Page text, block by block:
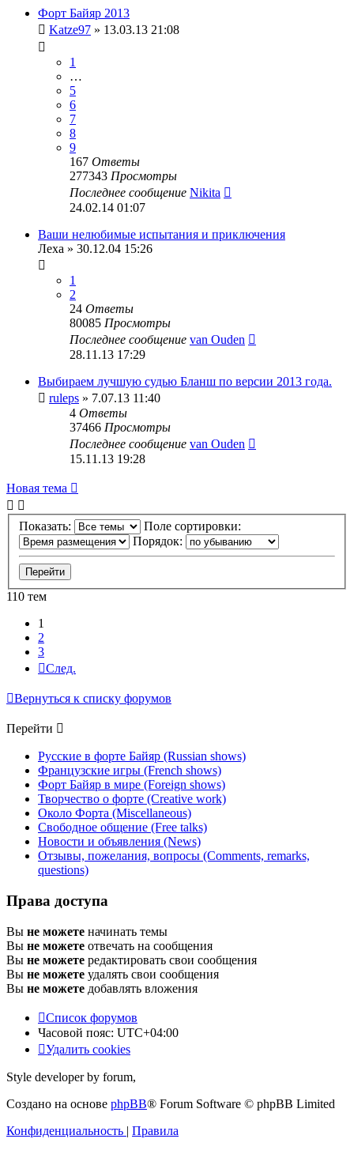
Форт Байяр 2013
Katze97 » 13.03.13 21:08
1
…
5
6
7
8
9
167 Ответы
277343 Просмотры
Последнее сообщение Nikita
24.02.14 01:07
Ваши нелюбимые испытания и приключения
Леха » 30.12.04 15:26
1
2
24 Ответы
80085 Просмотры
Последнее сообщение van Ouden
28.11.13 17:29
Выбираем лучшую судью Бланш по версии 2013 года.
ruleps » 7.07.13 11:40
4 Ответы
37466 Просмотры
Последнее сообщение van Ouden
15.11.13 19:28
Новая тема
Показать:
Поле сортировки:
Порядок:
110 тем
1
2
3
След.
Вернуться к списку форумов
Перейти
Русские в форте Байяр (Russian shows)
Французские игры (French shows)
Форт Байяр в мире (Foreign shows)
Творчество о форте (Creative work)
Около Форта (Miscellaneous)
Свободное общение (Free talks)
Новости и объявления (News)
Отзывы, пожелания, вопросы (Comments, remarks,
questions)
Права доступа
Вы не можете начинать темы
Вы не можете отвечать на сообщения
Вы не можете редактировать свои сообщения
Вы не можете удалять свои сообщения
Вы не можете добавлять вложения
Список форумов
Часовой пояс: UTC+04:00
Удалить cookies
Style developer by forum,
Создано на основе phpBB® Forum Software © phpBB Limited
Конфиденциальность | Правила